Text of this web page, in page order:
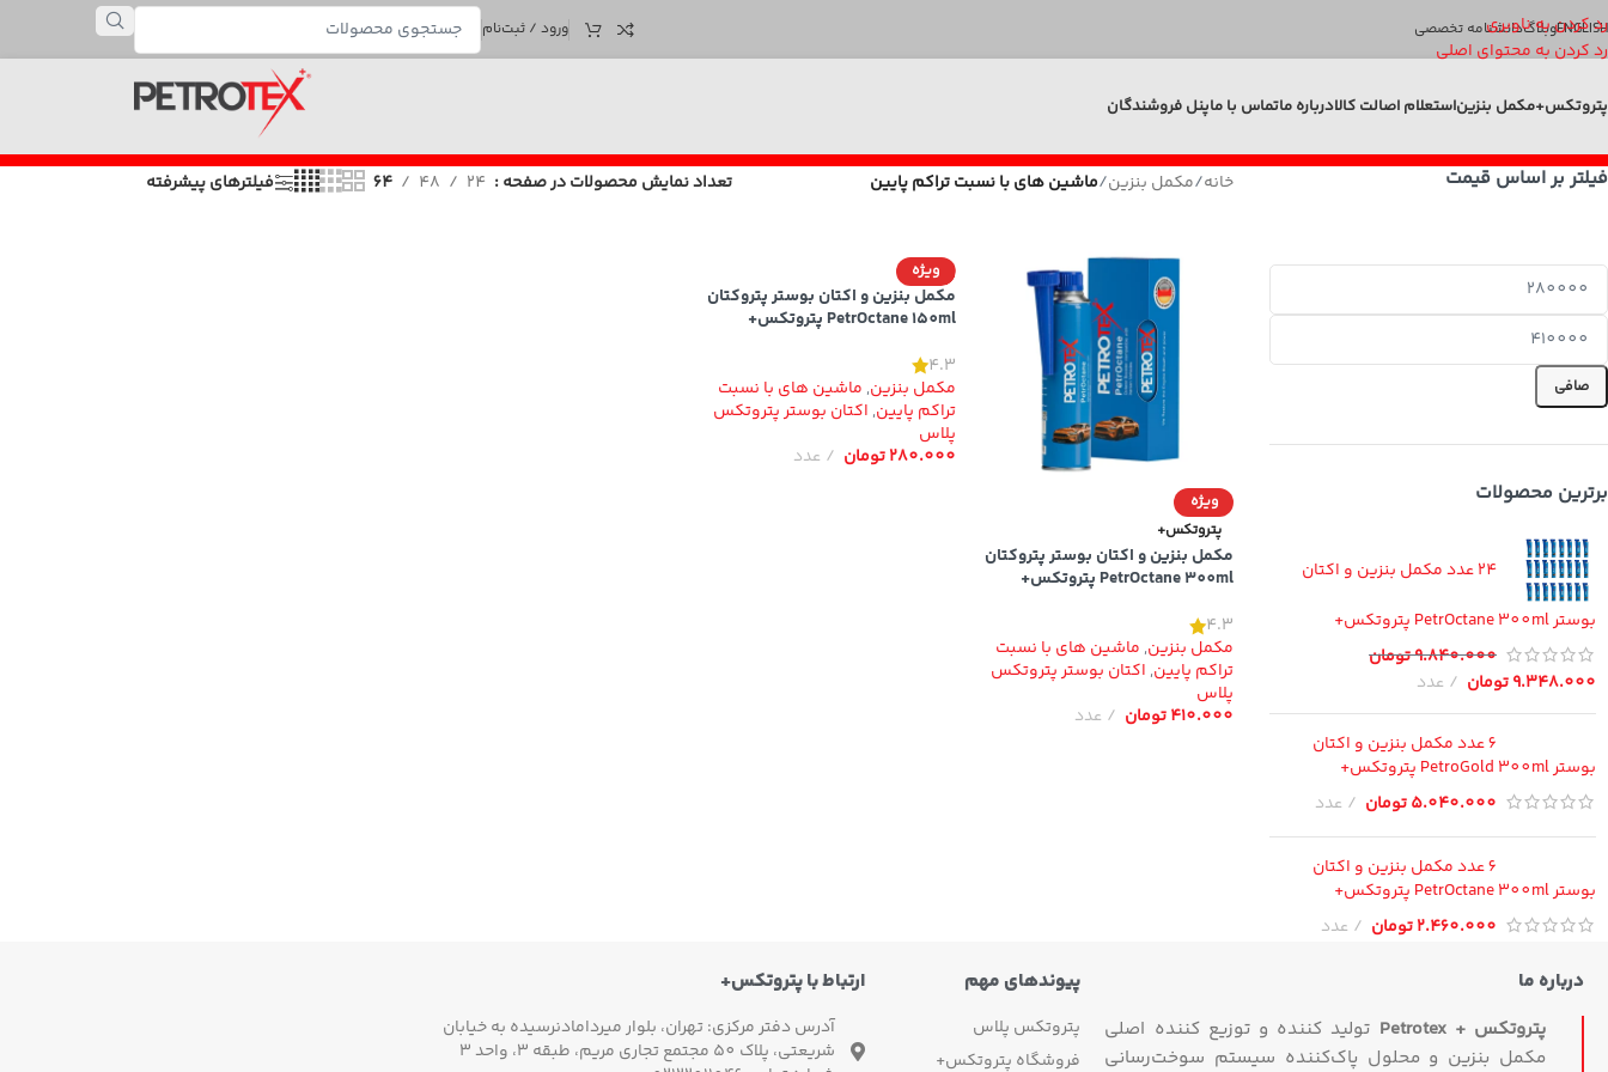
رد کردن به ناوبری
رد کردن به محتوای اصلی
ENGLISHوبلاگدانشنامه تخصصی ورود / ثبت‌نام
پتروتکس+مکمل بنزیناستعلام اصالت کالادرباره ماتماس با ماپنل فروشندگان
فیلتر بر اساس قیمت
صافی
برترین محصولات
24 عدد مکمل بنزین و اکتان
بوستر PetrOctane 300ml پتروتکس+
9.840.000تومان
9.348.000تومان عدد
6 عدد مکمل بنزین و اکتان
بوستر PetroGold 300ml پتروتکس+
5.040.000تومان عدد
6 عدد مکمل بنزین و اکتان
بوستر PetrOctane 300ml پتروتکس+
2.460.000تومان عدد
خانه/مکمل بنزین/ماشین های با نسبت تراکم پایین تعداد نمایش محصولات در صفحه 24
48
64 فیلترهای پیشرفته
ویژه
پتروتکس+
مکمل بنزین و اکتان بوستر پتروکتان
PetrOctane 300ml پتروتکس+
4.3
مکمل بنزین, ماشین های با نسبت
تراکم پایین, اکتان بوستر پتروتکس
پلاس
410.000تومان عدد
ویژه
مکمل بنزین و اکتان بوستر پتروکتان
PetrOctane 150ml پتروتکس+
4.3
مکمل بنزین, ماشین های با نسبت
تراکم پایین, اکتان بوستر پتروتکس
پلاس
280.000تومان عدد
درباره ما
پتروتکس + Petrotex
تولید کننده و توزیع کننده اصلی
مکمل بنزین و محلول پاک‌کننده سیستم سوخت‌رسانی
پیوندهای مهم
پتروتکس پلاس
فروشگاه پتروتکس+
ارتباط با پتروتکس+
آدرس دفتر مرکزی: تهران، بلوار میردامادنرسیده به خیابان
شریعتی، پلاک 50 مجتمع تجاری مریم، طبقه 3، واحد 3
YouTube